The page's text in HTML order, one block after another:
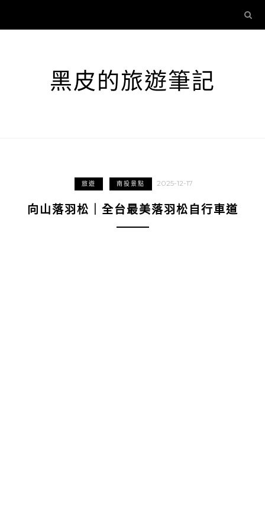
黑皮的旅遊筆記
旅遊 南投景點 2025-12-17
向山落羽松｜全台最美落羽松自行車道